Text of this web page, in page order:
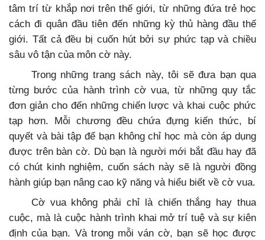
tâm trí từ khắp nơi trên thế giới, từ những đứa trẻ học
cách đi quân đầu tiên đến những kỳ thủ hàng đầu thế
giới. Tất cả đều bị cuốn hút bởi sự phức tạp và chiều
sâu vô tận của môn cờ này.
Trong những trang sách này, tôi sẽ đưa bạn qua
từng bước của hành trình cờ vua, từ những quy tắc
đơn giản cho đến những chiến lược và khai cuộc phức
tạp hơn. Mỗi chương đều chứa đựng kiến thức, bí
quyết và bài tập để bạn không chỉ học mà còn áp dụng
được trên bàn cờ. Dù bạn là người mới bắt đầu hay đã
có chút kinh nghiệm, cuốn sách này sẽ là người đồng
hành giúp bạn nâng cao kỹ năng và hiểu biết về cờ vua.
Cờ vua không phải chỉ là chiến thắng hay thua
cuộc, mà là cuộc hành trình khai mở trí tuệ và sự kiên
định của bạn. Và trong mỗi ván cờ, bạn sẽ học được